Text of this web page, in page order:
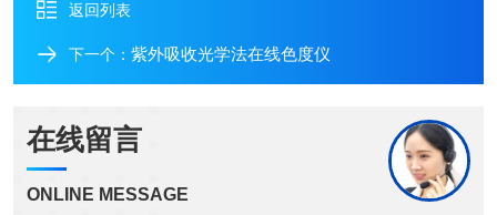
返回列表
下一个： 紫外吸收光学法在线色度仪
在线留言
ONLINE MESSAGE